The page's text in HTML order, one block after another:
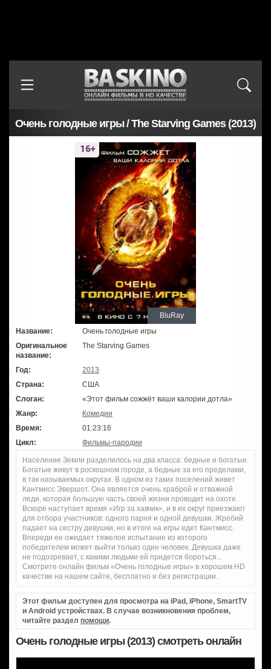
Очень голодные игры / The Starving Games (2013)
BluRay
Название:
Очень голодные игры
Оригинальное
название:
The Starving Games
Год:
2013
Страна:
США
Слоган:
«Этот фильм сожжёт ваши калории дотла»
Жанр:
Комедии
Время:
01:23:16
Цикл:
Фильмы-пародии
Население Земли разделилось на два класса: бедные и богатые.
Богатые живут в роскошном городе, а бедные за его пределами,
в так называемых округах. В одном из таких поселений живет
Кантмисс Эвершот. Она является очень храброй и отважной
леди, которая большую часть своей жизни проводит на охоте.
Вскоре наступает время «Игр за хавчик», и в их округ приезжают
для отбора участников: одного парня и одной девушки. Жребий
падает на сестру девушки, но в итоге на игры едет Кантмисс.
Впереди ее ожидает тяжелое испытание из которого
победителем может выйти только один человек. Девушка даже
не подозревает, с какими людьми ей придется бороться...
Смотрите онлайн фильм «Очень голодные игры» в хорошем HD
качестве на нашем сайте, бесплатно и без регистрации.
Этот фильм доступен для просмотра на iPad, iPhone, SmartTV
и Android устройствах. В случае возникновения проблем,
читайте раздел помощи.
Очень голодные игры (2013) смотреть онлайн